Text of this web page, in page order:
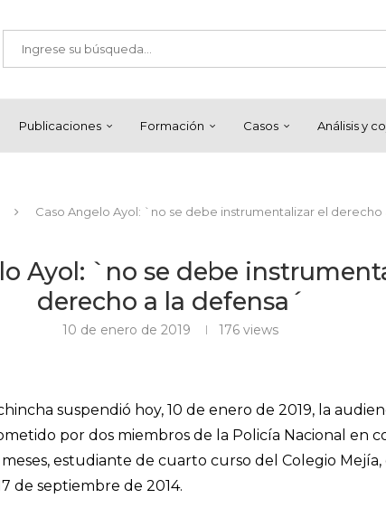
Publicaciones Formación Casos Análisis y
Caso Angelo Ayol: `no se debe instrumentalizar el derecho
Ayol: `no se debe
derecho a la defensa´
10 de enero de 2019 176views
suspendió hoy, 10 de enero de 2019, la
por dos miembros de la Policía Nacional en
meses, estudiante de cuarto curso del Colegio
de septiembre de 2014.